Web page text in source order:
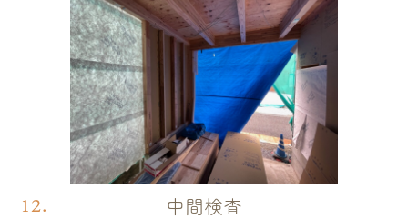
12. 中間検査